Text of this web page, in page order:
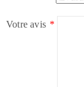
Votre avis *